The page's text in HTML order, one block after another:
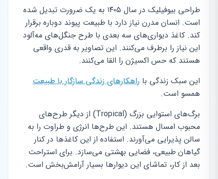
طراحی بیوفیلیک در سال ۱۴۰۵ به یک ضرورت تبدیل شده
است. انسان مدرن نیاز دارد با طبیعت پیوند دوباره برقرار
کند. کاغذ دیواری‌های سه بعدی با طرح جنگل‌های مه‌آلود
این نیاز را برطرف می‌کنند. این تصاویر به قدری واقعی
هستند که حس اکسیژن را القا می‌کنند.
این سبک زندگی با راهکارهای زندگی سازگار با طبیعت
همسو است.
برگ‌های استوایی بزرگ (Tropical) از دیگر طرح‌های
محبوب امسال هستند. این طرح‌ها انرژی و طراوت را به
سالن پذیرایی می‌آورند. استفاده از این کاغذها در کنار
گیاهان طبیعی، فضایی بهشتی می‌سازد. برای استراحت
بعد از کار، تماشای این دیوارها بسیار آرامش‌بخش است.